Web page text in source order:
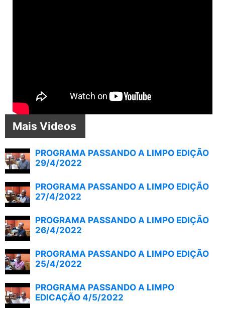
Mais Videos
PROGRAMA PASSANDO A LIMPO EDIÇÃO
29/4/2022
PROGRAMA PASSANDO A LIMPO EDIÇÃO
27/4/2022
PROGRAMA PASSANDO A LIMPO EDIÇÃO
26/4/2022
PROGRAMA PASSANDO A LIMPO EDIÇÃO
25/4/2022
PROGRAMA PASSANDO A LIMPO
EDICAÇÃO 4/5/2022